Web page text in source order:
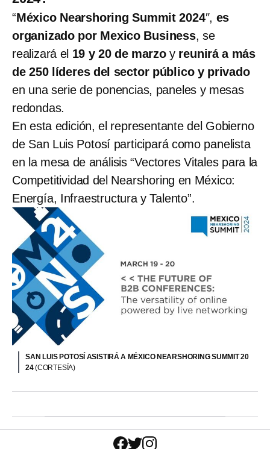
“México Nearshoring Summit 2024″, es
organizado por Mexico Business, se
realizará el 19 y 20 de marzoy reunirá a más
de 250 líderes del sector público y privado
en una serie de ponencias, paneles y mesas
redondas.
En esta edición, el representante del Gobierno
de San Luis Potosí participará como panelista
en la mesa de análisis “Vectores Vitales para la
Competitividad del Nearshoring en México:
Energía, Infraestructura y Talento”.
SAN LUIS POTOSÍ ASISTIRÁ A MÉXICO NEARSHORING SUMMIT 20
24(CORTESÍA)